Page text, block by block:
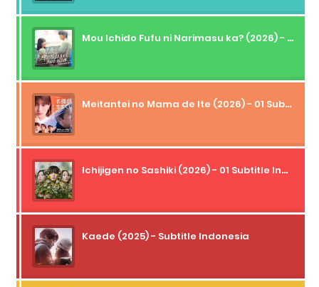
Mou Ichido Fufu ni Narimasu ka? (2026) - 01 Subtitle Indonesia
Meitantei no Mama de Ite (2026) - 01 Subtitle Indonesia
Ichijigen no Sashiki (2026) - 01 Subtitle Indonesia
Kaede (2025) - Subtitle Indonesia